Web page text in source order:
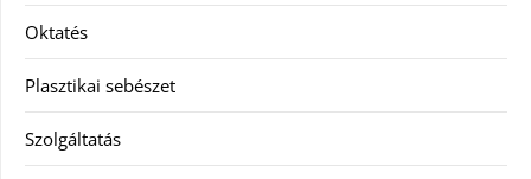
Oktatés
Plasztikai sebészet
Szolgáltatás